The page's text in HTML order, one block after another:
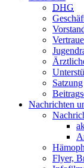
DHG
Satzung
Nachrichten
Flyer,